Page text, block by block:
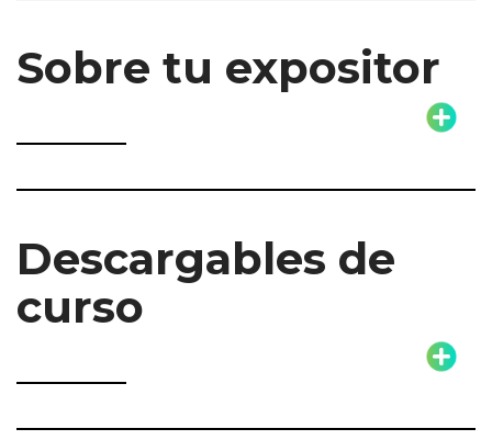
Sobre tu expositor
Descargables de
curso